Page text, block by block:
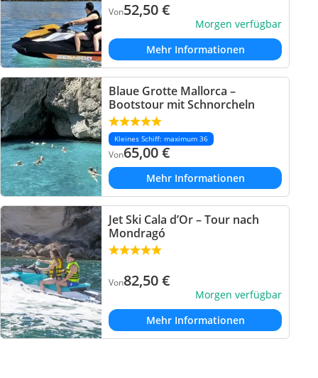
Von52,50€
Morgen verfügbar
Mehr Informationen
Blaue Grotte Mallorca –
Bootstour mit Schnorcheln
Kleines Schiff: maximum 36
Von65,00€
Mehr Informationen
Jet Ski Cala d’Or – Tour nach
Mondragó
Von82,50€
Morgen verfügbar
Mehr Informationen